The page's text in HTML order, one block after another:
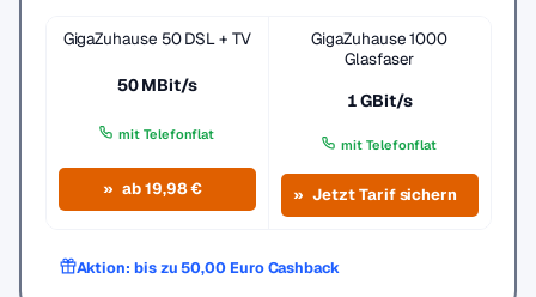
GigaZuhause 50 DSL + TV
50 MBit/s
mit Telefonflat
ab 19,98 €
GigaZuhause 1000
Glasfaser
1 GBit/s
mit Telefonflat
Jetzt Tarif sichern
Aktion: bis zu 50,00 Euro Cashback